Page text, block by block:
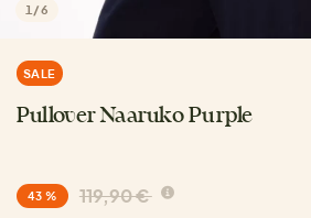
1 /6
SALE
Pullover Naaruko Purple
43 % 119,90 €